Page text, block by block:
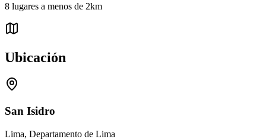
8 lugares a menos de 2km
Ubicación
San Isidro
Lima, Departamento de Lima